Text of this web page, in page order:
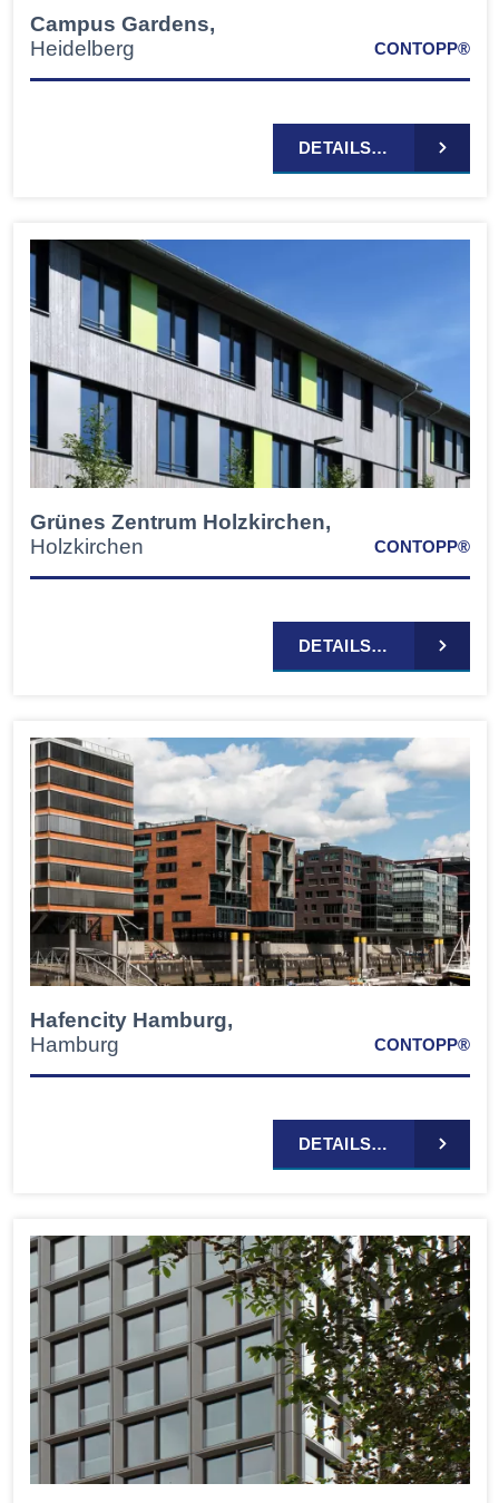
Campus Gardens,
Heidelberg
CONTOPP®
DETAILS…
Grünes Zentrum Holzkirchen,
Holzkirchen
CONTOPP®
DETAILS…
Hafencity Hamburg,
Hamburg
CONTOPP®
DETAILS…